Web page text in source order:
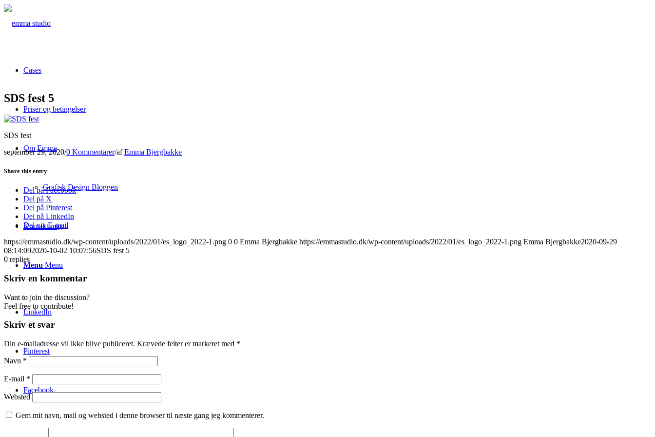
Cases
Priser og betingelser
Om Emma
Grafisk Design Bloggen
Kontakt mig
Menu Menu
LinkedIn
Pinterest
Facebook
SDS fest 5
SDS fest
september 29, 2020/0 Kommentarer/afEmma Bjergbakke
Share this entry
Del på Facebook
Del på X
Del på Pinterest
Del på LinkedIn
Del via E-mail
https://emmastudio.dk/wp-content/uploads/2022/01/es_logo_2022-1.png 0 0 Emma Bjergbakke https://emmastudio.dk/wp-content/uploads/2022/01/es_logo_2022-1.png Emma Bjergbakke2020-09-29
08:14:092020-10-02 10:07:56SDS fest 5
0 replies
Skriv en kommentar
Want to join the discussion?
Feel free to contribute!
Skriv et svar
Din e-mailadresse vil ikke blive publiceret. Krævede felter er markeret med *
Navn *
E-mail *
Websted
Gem mit navn, mail og websted i denne browser til næste gang jeg kommenterer.